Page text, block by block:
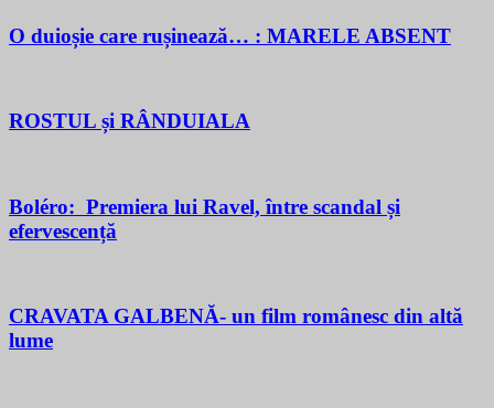
O duioșie care rușinează… : MARELE ABSENT
ROSTUL și RÂNDUIALA
Boléro: Premiera lui Ravel, între scandal și
efervescență
CRAVATA GALBENĂ- un film românesc din altă
lume